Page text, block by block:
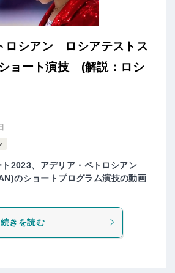
ロシアン ロシアテストス
ョート演技 (解説：ロシ
2023、アデリア・ペトロシアン
のショートプログラム演技の動画
続きを読む